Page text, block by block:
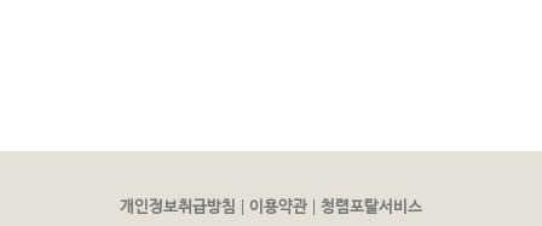
개인정보취급방침 | 이용약관 | 청렴포탈서비스